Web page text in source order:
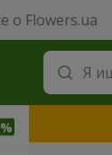
о Flowers.ua